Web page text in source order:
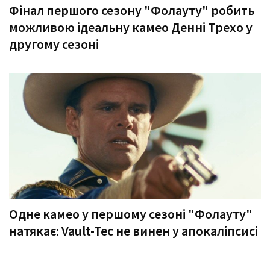
Фінал першого сезону "Фолауту" робить
можливою ідеальну камео Денні Трехо у
другому сезоні
Одне камео у першому сезоні "Фолауту"
натякає: Vault-Tec не винен у апокаліпсисі